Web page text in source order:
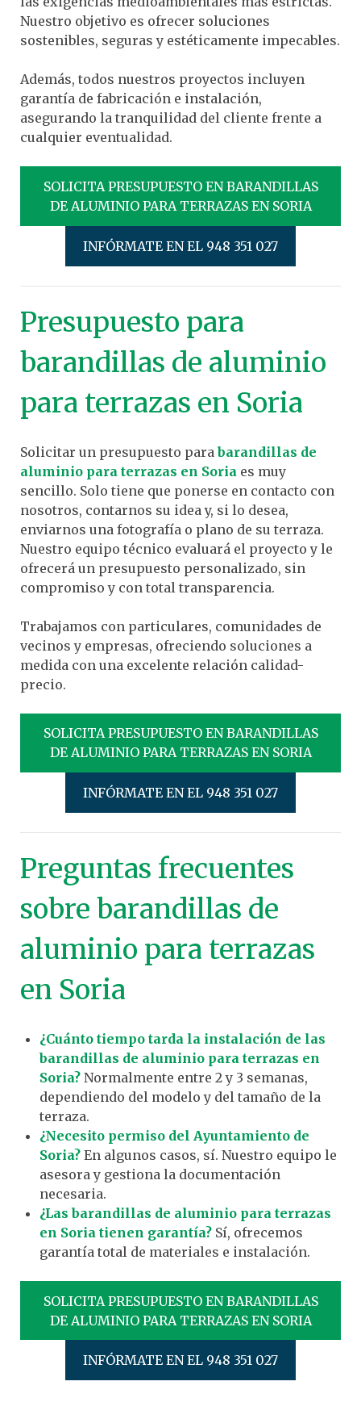
Nuestro objetivo es ofrecer soluciones
sostenibles, seguras y estéticamente impecables.
Además, todos nuestros proyectos incluyen
garantía de fabricación e instalación,
asegurando la tranquilidad del cliente frente a
cualquier eventualidad.
SOLICITA PRESUPUESTO EN BARANDILLAS
DE ALUMINIO PARA TERRAZAS EN SORIA
INFÓRMATE EN EL 948 351 027
Presupuesto para
barandillas de aluminio
para terrazas en Soria
Solicitar un presupuesto parabarandillas de
aluminio para terrazas en Soria es muy
sencillo. Solo tiene que ponerse en contacto con
nosotros, contarnos su idea y, si lo desea,
enviarnos una fotografía o plano de su terraza.
Nuestro equipo técnico evaluará el proyecto y le
ofrecerá un presupuesto personalizado, sin
compromiso y con total transparencia.
Trabajamos con particulares, comunidades de
vecinos y empresas, ofreciendo soluciones a
medida con una excelente relación calidad-
precio.
SOLICITA PRESUPUESTO EN BARANDILLAS
DE ALUMINIO PARA TERRAZAS EN SORIA
INFÓRMATE EN EL 948 351 027
Preguntas frecuentes
sobre barandillas de
aluminio para terrazas
en Soria
¿Cuánto tiempo tarda la instalación de las
barandillas de aluminio para terrazas en
Soria? Normalmente entre 2 y 3 semanas,
dependiendo del modelo y del tamaño de la
terraza.
¿Necesito permiso del Ayuntamiento de
Soria? En algunos casos, sí. Nuestro equipo le
asesora y gestiona la documentación
necesaria.
¿Las barandillas de aluminio para terrazas
en Soria tienen garantía? Sí, ofrecemos
garantía total de materiales e instalación.
SOLICITA PRESUPUESTO EN BARANDILLAS
DE ALUMINIO PARA TERRAZAS EN SORIA
INFÓRMATE EN EL 948 351 027